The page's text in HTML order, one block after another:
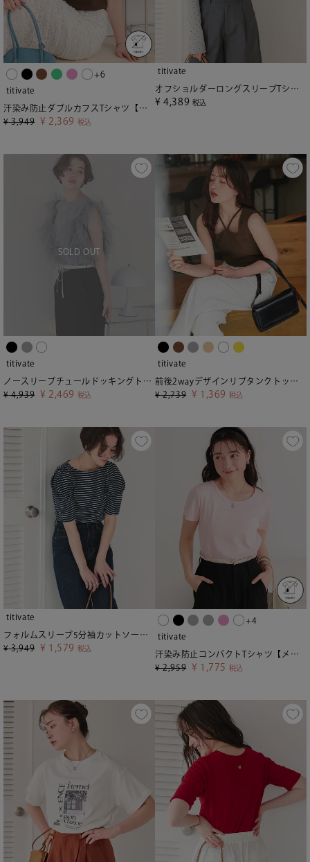
+6
titivate
汗染み防止ダブルカフスTシャツ【メール便可／100】
¥ 3,949 ¥ 2,369 税込
titivate
オフショルダーロングスリーブTシャツ【メール便可／100】
¥ 4,389 税込
titivate
ノースリーブチュールドッキングトップス
¥ 4,939 ¥ 2,469 税込
titivate
前後2wayデザインリブタンクトップ【メール便可／70】
¥ 2,739 ¥ 1,369 税込
titivate
フォルムスリーブ5分袖カットソー【メール便可／80】
¥ 3,949 ¥ 1,579 税込
+4
titivate
汗染み防止コンパクトTシャツ【メール便可／100】
¥ 2,959 ¥ 1,775 税込